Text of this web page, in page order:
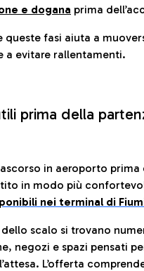
e dogana prima
queste fasi aiuta a
a evitare rallentamenti.
prima della
in aeroporto prima
in modo più
nei terminal di
dello scalo si trovano
negozi e spazi pensati
L’offerta